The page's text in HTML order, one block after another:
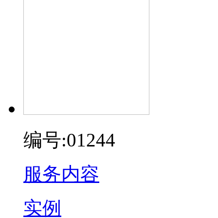
编号:01244
服务内容
实例